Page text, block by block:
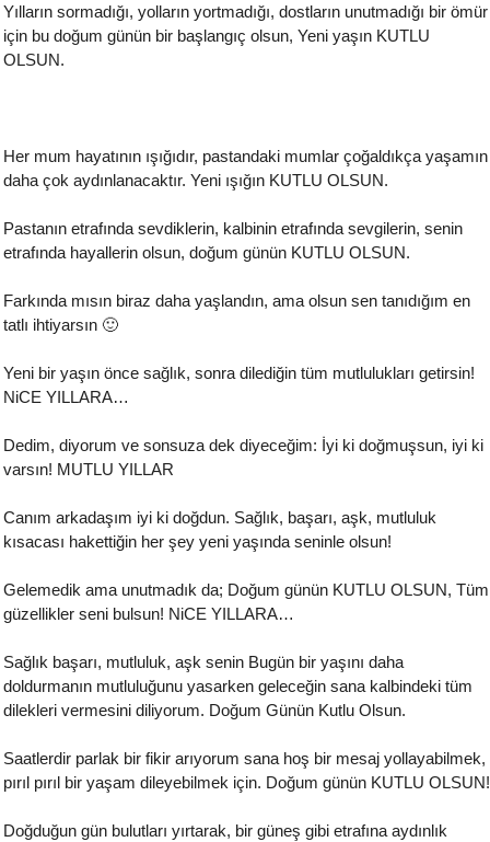
Yılların sormadığı, yolların yortmadığı, dostların unutmadığı bir ömür
için bu doğum günün bir başlangıç olsun, Yeni yaşın KUTLU
OLSUN.
Her mum hayatının ışığıdır, pastandaki mumlar çoğaldıkça yaşamın
daha çok aydınlanacaktır. Yeni ışığın KUTLU OLSUN.
Pastanın etrafında sevdiklerin, kalbinin etrafında sevgilerin, senin
etrafında hayallerin olsun, doğum günün KUTLU OLSUN.
Farkında mısın biraz daha yaşlandın, ama olsun sen tanıdığım en
tatlı ihtiyarsın 🙂
Yeni bir yaşın önce sağlık, sonra dilediğin tüm mutlulukları getirsin!
NiCE YILLARA…
Dedim, diyorum ve sonsuza dek diyeceğim: İyi ki doğmuşsun, iyi ki
varsın! MUTLU YILLAR
Canım arkadaşım iyi ki doğdun. Sağlık, başarı, aşk, mutluluk
kısacası hakettiğin her şey yeni yaşında seninle olsun!
Gelemedik ama unutmadık da; Doğum günün KUTLU OLSUN, Tüm
güzellikler seni bulsun! NiCE YILLARA…
Sağlık başarı, mutluluk, aşk senin Bugün bir yaşını daha
doldurmanın mutluluğunu yasarken geleceğin sana kalbindeki tüm
dilekleri vermesini diliyorum. Doğum Günün Kutlu Olsun.
Saatlerdir parlak bir fikir arıyorum sana hoş bir mesaj yollayabilmek,
pırıl pırıl bir yaşam dileyebilmek için. Doğum günün KUTLU OLSUN!
Doğduğun gün bulutları yırtarak, bir güneş gibi etrafına aydınlık